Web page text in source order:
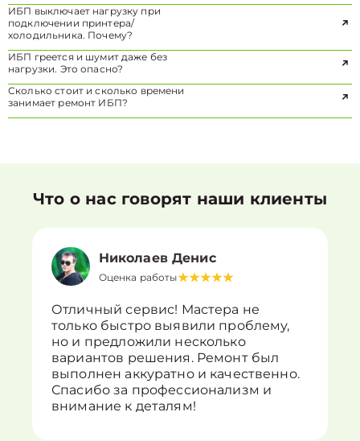
ИБП выключает нагрузку при
подключении принтера/
холодильника. Почему?
ИБП греется и шумит даже без
нагрузки. Это опасно?
Сколько стоит и сколько времени
занимает ремонт ИБП?
Что о нас говорят наши клиенты
Николаев Денис
Оценка работы
Отличный сервис! Мастера не
только быстро выявили проблему,
но и предложили несколько
вариантов решения. Ремонт был
выполнен аккуратно и качественно.
Спасибо за профессионализм и
внимание к деталям!